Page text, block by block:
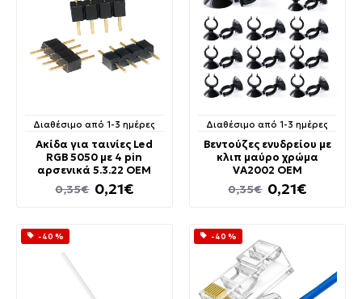
Διαθέσιμο από 1-3 ημέρες
Ακίδα για ταινίες Led
RGB 5050 με 4 pin
αρσενικά 5.3.22 OEM
0,21€
0,35€
Διαθέσιμο από 1-3 ημέρες
Βεντούζες ενυδρείου με
κλιπ μαύρο χρώμα
VA2002 OEM
0,21€
0,35€
-40 % -40 %